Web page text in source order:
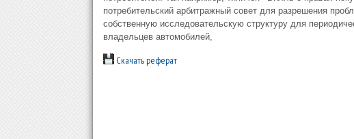
потребительский арбитражный совет для разрешения
собственную исследовательскую структуру для
владельцев автомобилей,
Скачать реферат